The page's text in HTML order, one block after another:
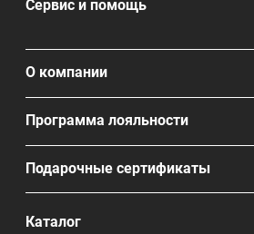
Сервис и помощь
О компании
Программа лояльности
Подарочные сертификаты
Каталог